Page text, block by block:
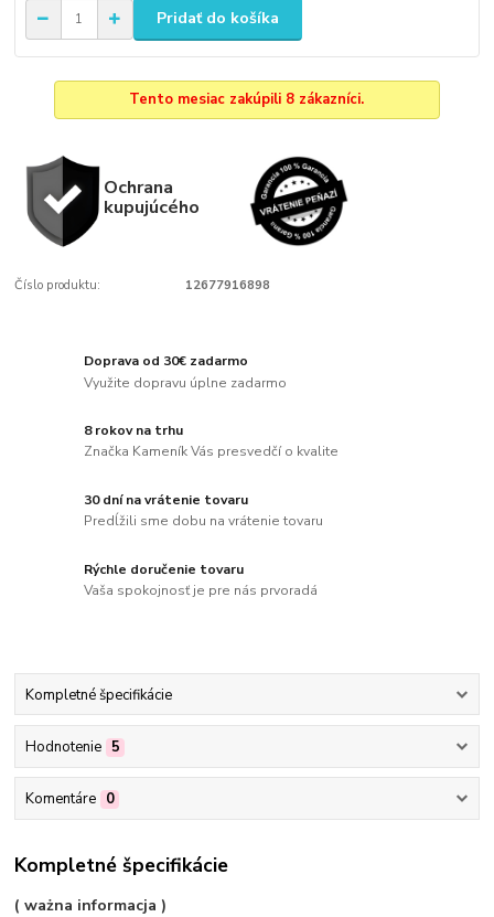
Pridať do košíka
Tento mesiac zakúpili 8 zákazníci.
Ochrana
kupujúcého
Číslo produktu: 12677916898
Doprava od 30€ zadarmo
Využite dopravu úplne zadarmo
8 rokov na trhu
Značka Kameník Vás presvedčí o kvalite
30 dní na vrátenie tovaru
Predĺžili sme dobu na vrátenie tovaru
Rýchle doručenie tovaru
Vaša spokojnosť je pre nás prvoradá
Kompletné špecifikácie
Hodnotenie 5
Komentáre 0
Kompletné špecifikácie
( ważna informacja )